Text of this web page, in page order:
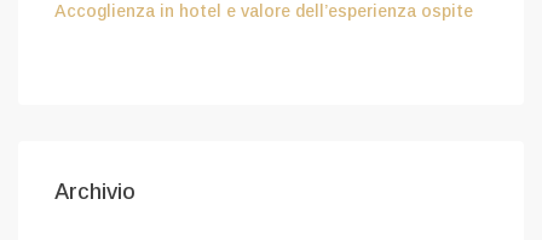
Accoglienza in hotel e valore dell’esperienza ospite
Archivio